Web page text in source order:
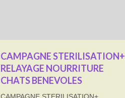
CAMPAGNE STERILISATION+
RELAYAGE NOURRITURE
CHATS BENEVOLES
CAMPAGNE STERILISATION+